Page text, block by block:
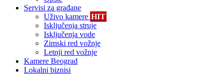
Servisi za građane
Uživo kamere HIT
Isključenja struje
Isključenja vode
Zimski red vožnje
Letnji red vožnje
Kamere Beograd
Lokalni biznisi